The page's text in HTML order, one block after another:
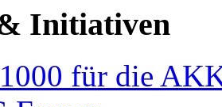
Initiativen
für die